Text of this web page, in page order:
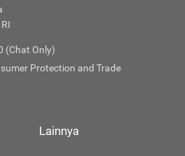
(Chat Only)
Protection and Trade
Lainnya